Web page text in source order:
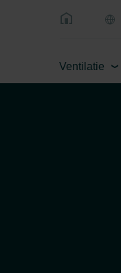
Ventilatie